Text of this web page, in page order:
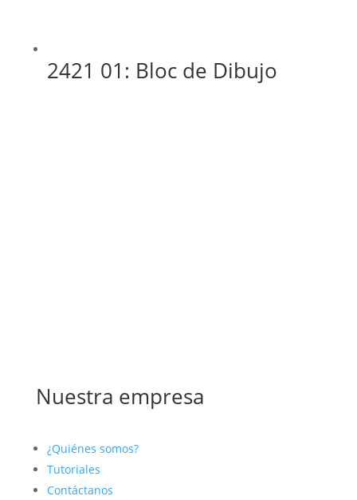
2421 01: Bloc de Dibujo
Nuestra empresa
¿Quiénes somos?
Tutoriales
Contáctanos